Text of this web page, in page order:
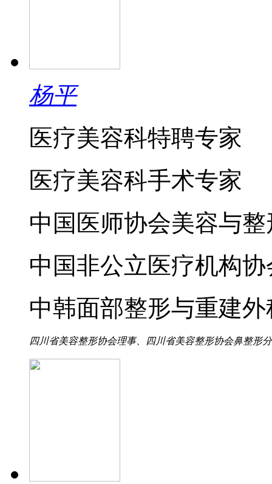
杨平
医疗美容科特聘专家
医疗美容科手术专家
中国医师协会美容与
中国非公立医疗机构
中韩面部整形与重建
四川省美容整形协会理事、四川省美容整形协会鼻整形